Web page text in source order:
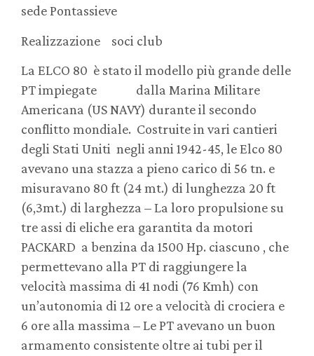
sede Pontassieve
Realizzazione soci club
La ELCO 80 è stato il modello più grande delle
PT impiegate dalla Marina Militare
Americana (US NAVY) durante il secondo
conflitto mondiale. Costruite in vari cantieri
degli Stati Uniti negli anni 1942-45, le Elco 80
avevano una stazza a pieno carico di 56 tn. e
misuravano 80 ft (24 mt.) di lunghezza 20 ft
(6,3mt.) di larghezza – La loro propulsione su
tre assi di eliche era garantita da motori
PACKARD a benzina da 1500 Hp. ciascuno , che
permettevano alla PT di raggiungere la
velocità massima di 41 nodi (76 Kmh) con
un’autonomia di 12 ore a velocità di crociera e
6 ore alla massima – Le PT avevano un buon
armamento consistente oltre ai tubi per il